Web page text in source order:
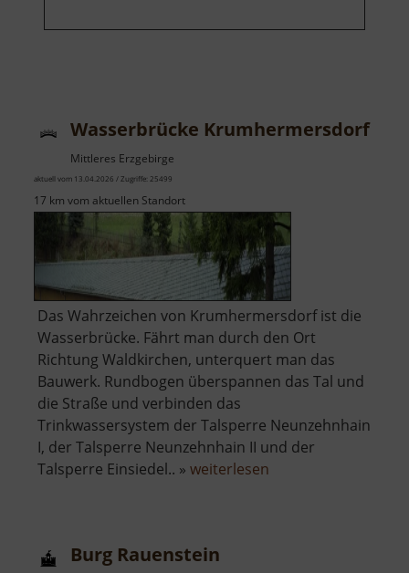
Wasserbrücke Krumhermersdorf
Mittleres Erzgebirge
aktuell vom 13.04.2026 / Zugriffe: 25499
17 km vom aktuellen Standort
Das Wahrzeichen von Krumhermersdorf ist die
Wasserbrücke. Fährt man durch den Ort
Richtung Waldkirchen, unterquert man das
Bauwerk. Rundbogen überspannen das Tal und
die Straße und verbinden das
Trinkwassersystem der Talsperre Neunzehnhain
I, der Talsperre Neunzehnhain II und der
Talsperre Einsiedel.. » weiterlesen
Burg Rauenstein